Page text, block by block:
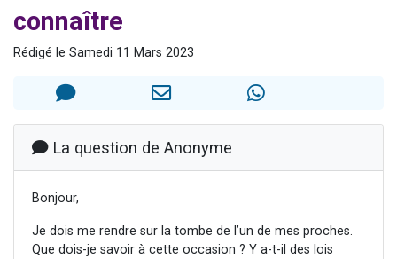
Nathaniel vient de donner son Maasser
4 personnes viennent de nous rejoindre sur WhatsApp
connaître
Rédigé le Samedi 11 Mars 2023
La question de Anonyme
Bonjour,
Je dois me rendre sur la tombe de l’un de mes proches.
Que dois-je savoir à cette occasion ? Y a-t-il des lois